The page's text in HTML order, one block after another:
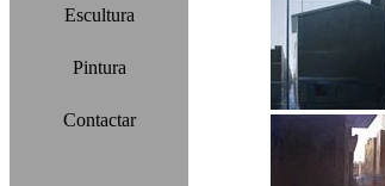
Escultura
Pintura
Contactar